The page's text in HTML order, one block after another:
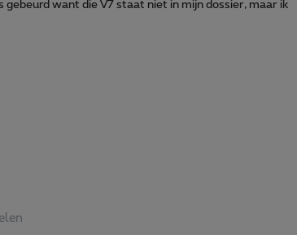
gebeurd want die V7 staat niet in mijn dossier, maar ik